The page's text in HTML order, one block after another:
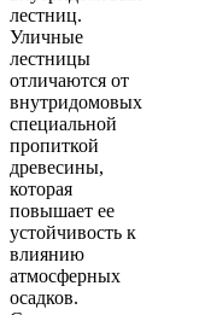
лестниц.
Уличные
лестницы
отличаются от
внутридомовых
специальной
пропиткой
древесины,
которая
повышает ее
устойчивость к
влиянию
атмосферных
осадков.